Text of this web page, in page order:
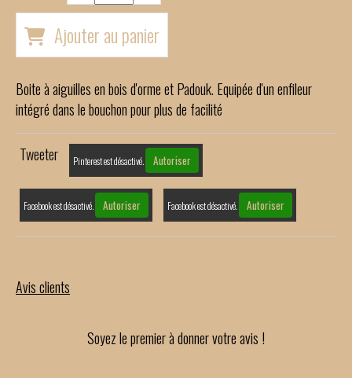
Ajouter au panier
Boite à aiguilles en bois d'orme et Padouk. Equipée d'un enfileur
intégré dans le bouchon pour plus de facilité
Tweeter Pinterest est désactivé. Autoriser
Facebook est désactivé. Autoriser Facebook est désactivé. Autoriser
Avis clients
Soyez le premier à donner votre avis !